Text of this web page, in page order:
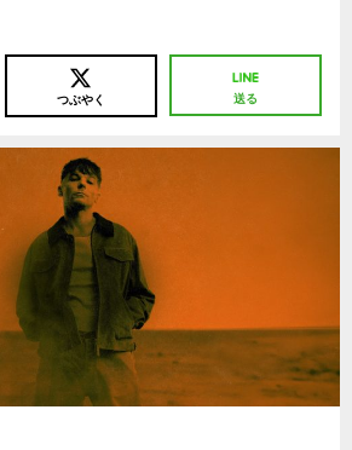
つぶやく 送る